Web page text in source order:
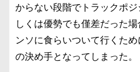
からない段階でトラックポ
しくは優勢でも僅差だった
ンソに食らいついて行くた
の決め手となってしまった。